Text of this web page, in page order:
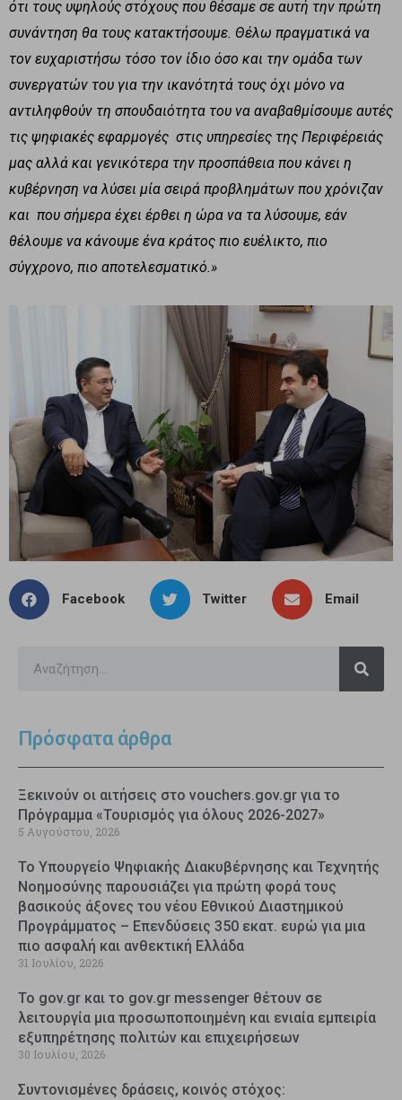
ότι τους υψηλούς στόχους που θέσαμε σε αυτή την πρώτη
συνάντηση θα τους κατακτήσουμε. Θέλω πραγματικά να
τον ευχαριστήσω τόσο τον ίδιο όσο και την ομάδα των
συνεργατών του για την ικανότητά τους όχι μόνο να
αντιληφθούν τη σπουδαιότητα του να αναβαθμίσουμε αυτές
τις ψηφιακές εφαρμογές στις υπηρεσίες της Περιφέρειάς
μας αλλά και γενικότερα την προσπάθεια που κάνει η
κυβέρνηση να λύσει μία σειρά προβλημάτων που χρόνιζαν
και που σήμερα έχει έρθει η ώρα να τα λύσουμε, εάν
θέλουμε να κάνουμε ένα κράτος πιο ευέλικτο, πιο
σύγχρονο, πιο αποτελεσματικό.»
Facebook Twitter Email
Πρόσφατα άρθρα
Ξεκινούν οι αιτήσεις στο vouchers.gov.gr για το
Πρόγραμμα «Τουρισμός για όλους 2026-2027»
5 Αυγούστου, 2026
Το Υπουργείο Ψηφιακής Διακυβέρνησης και Τεχνητής
Νοημοσύνης παρουσιάζει για πρώτη φορά τους
βασικούς άξονες του νέου Εθνικού Διαστημικού
Προγράμματος – Επενδύσεις 350 εκατ. ευρώ για μια
πιο ασφαλή και ανθεκτική Ελλάδα
31 Ιουλίου, 2026
Το gov.gr και το gov.gr messenger θέτουν σε
λειτουργία μια προσωποποιημένη και ενιαία εμπειρία
εξυπηρέτησης πολιτών και επιχειρήσεων
30 Ιουλίου, 2026
Συντονισμένες δράσεις, κοινός στόχος: